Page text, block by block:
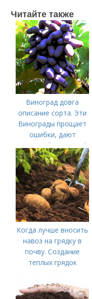
Читайте также
Виноград довга
описание сорта. Эти
Винограды прощает
ошибки, дают
Отличный и Вкусный
урожай даже у
начинающих
садоводов.
Рассказываю, почему
именно эти сорта
Когда лучше вносить
навоз на грядку в
почву. Создание
теплых грядок